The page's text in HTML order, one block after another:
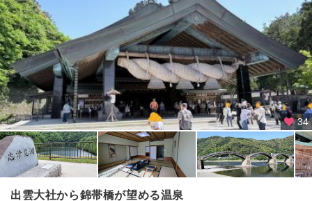
湯
田
・
秋
吉
台
下
関
・
角
宇
34
出雲大社から錦帯橋が望める温泉